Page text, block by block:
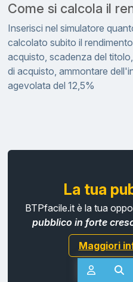
Come si calcola il
Inserisci nel simulatore
calcolato subito il
acquisto, scadenza del
di acquisto, ammontare
agevolata del 12,5%
La tua
BTPfacile.it è la tua
pubblico in forte
Maggiori